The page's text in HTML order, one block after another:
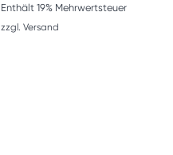
Enthält 19% Mehrwertsteuer
zzgl. Versand